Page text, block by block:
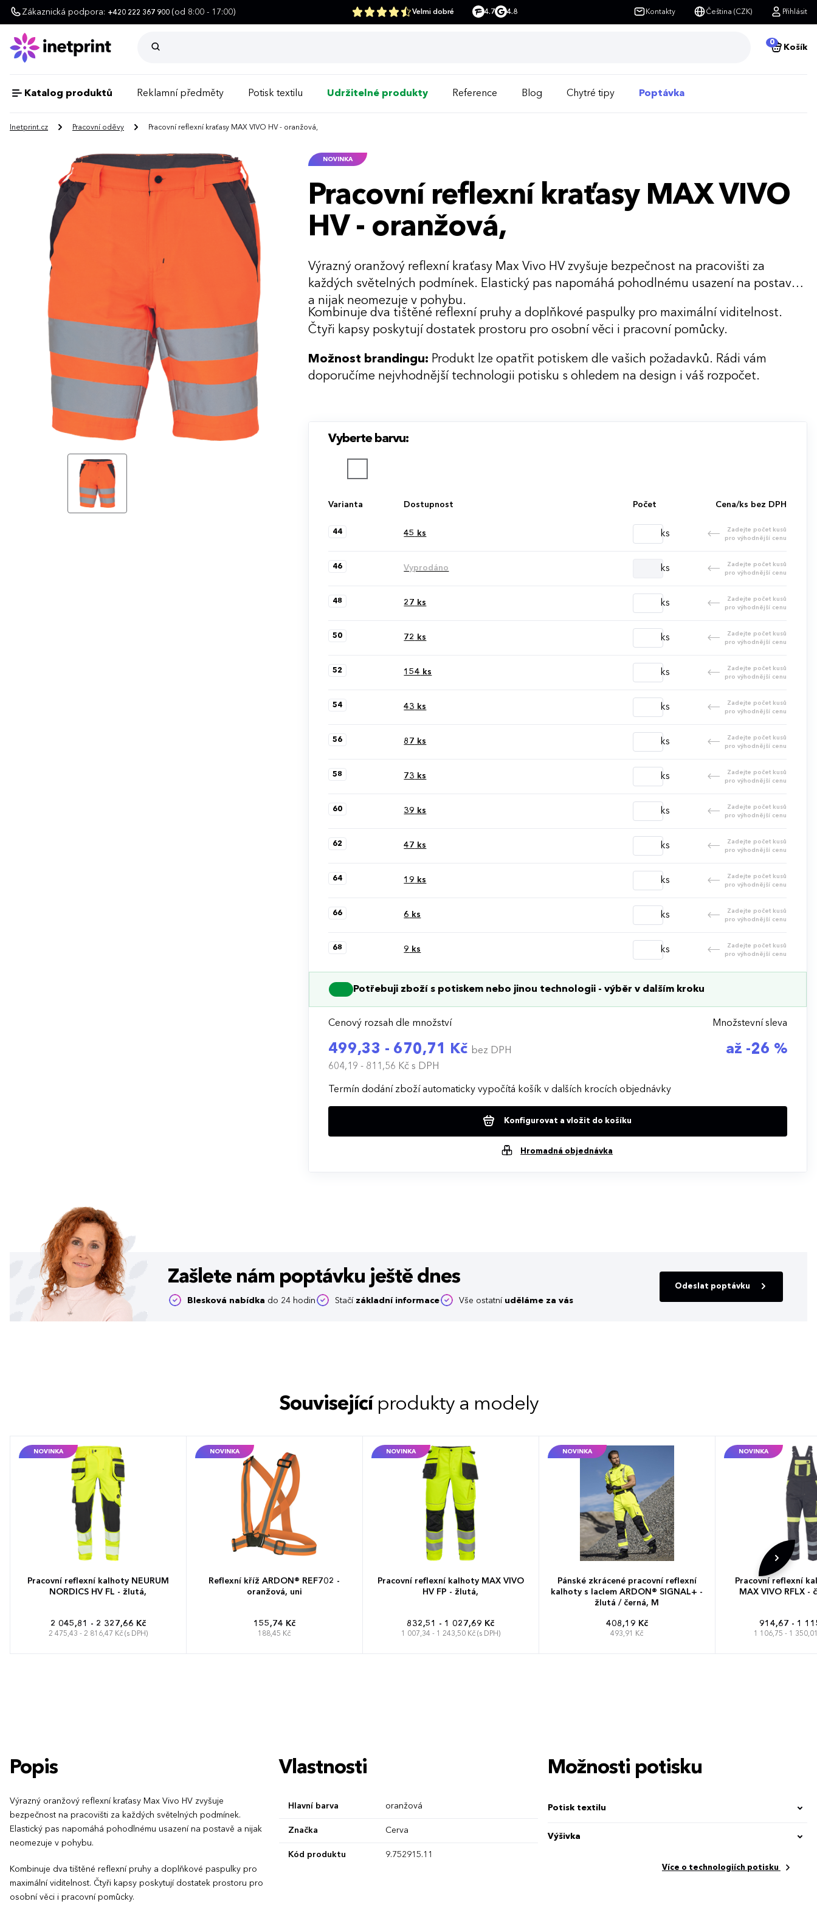
Zákaznická podpora: +420 222 367 900 (od 8:00 - 17:00) Velmi dobré 4.7 4.8 Kontakty Čeština (CZK) Přihlásit
0
Košík
Katalog produktů Reklamní předměty Potisk textilu Udržitelné produkty Reference Blog Chytré tipy Poptávka
Inetprint.cz Pracovní oděvy Pracovní reflexní kraťasy MAX VIVO HV - oranžová,
NOVINKA
Pracovní reflexní kraťasy MAX VIVO
HV - oranžová,
Výrazný oranžový reflexní kraťasy Max Vivo HV zvyšuje bezpečnost na pracovišti za
každých světelných podmínek. Elastický pas napomáhá pohodlnému usazení na postavě
a nijak neomezuje v pohybu.
Kombinuje dva tištěné reflexní pruhy a doplňkové paspulky pro maximální viditelnost.
Čtyři kapsy poskytují dostatek prostoru pro osobní věci i pracovní pomůcky.
Možnost brandingu: Produkt lze opatřit potiskem dle vašich požadavků. Rádi vám
doporučíme nejvhodnější technologii potisku s ohledem na design i váš rozpočet.
Vyberte barvu:
Varianta Dostupnost Počet Cena/ks bez DPH
44 45 ks ks
Zadejte počet kusů
pro výhodnější cenu
46 Vyprodáno ks
Zadejte počet kusů
pro výhodnější cenu
48 27 ks ks
Zadejte počet kusů
pro výhodnější cenu
50 72 ks ks
Zadejte počet kusů
pro výhodnější cenu
52 154 ks ks
Zadejte počet kusů
pro výhodnější cenu
54 43 ks ks
Zadejte počet kusů
pro výhodnější cenu
56 87 ks ks
Zadejte počet kusů
pro výhodnější cenu
58 73 ks ks
Zadejte počet kusů
pro výhodnější cenu
60 39 ks ks
Zadejte počet kusů
pro výhodnější cenu
62 47 ks ks
Zadejte počet kusů
pro výhodnější cenu
64 19 ks ks
Zadejte počet kusů
pro výhodnější cenu
66 6 ks ks
Zadejte počet kusů
pro výhodnější cenu
68 9 ks ks
Zadejte počet kusů
pro výhodnější cenu
Potřebuji zboží s potiskem nebo jinou technologii - výběr v dalším kroku
Cenový rozsah dle množství
499,33 - 670,71 Kč bez DPH
604,19 - 811,56 Kčs DPH
Množstevní sleva
až -26 %
Termín dodání zboží automaticky vypočítá košík v dalších krocích objednávky
Konfigurovat a vložit do košíku
Hromadná objednávka
Zašlete nám poptávku ještě dnes
Blesková nabídka do 24 hodin Stačí základní informace Vše ostatní uděláme za vás
Odeslat poptávku
Související produkty a modely
NOVINKA
Pracovní reflexní kalhoty NEURUM
NORDICS HV FL - žlutá,
2 045,81 - 2 327,66 Kč
2 475,43 - 2 816,47 Kč (s DPH)
NOVINKA
Reflexní kříž ARDON® REF702 -
oranžová, uni
155,74 Kč
188,45 Kč
NOVINKA
Pracovní reflexní kalhoty MAX VIVO
HV FP - žlutá,
832,51 - 1 027,69 Kč
1 007,34 - 1 243,50 Kč (s DPH)
NOVINKA
Pánské zkrácené pracovní reflexní
kalhoty s laclem ARDON® SIGNAL+ -
žlutá / černá, M
408,19 Kč
493,91 Kč
NOVINKA
Pracovní reflexní
MAX VIVO RFLX -
914,67 - 1
1 106,75 - 1
Popis
Výrazný oranžový reflexní kraťasy Max Vivo HV zvyšuje
bezpečnost na pracovišti za každých světelných podmínek.
Elastický pas napomáhá pohodlnému usazení na postavě a nijak
neomezuje v pohybu.
Kombinuje dva tištěné reflexní pruhy a doplňkové paspulky pro
maximální viditelnost. Čtyři kapsy poskytují dostatek prostoru pro
osobní věci i pracovní pomůcky.
Vlastnosti
Hlavní barva oranžová
Značka Cerva
Kód produktu 9.752915.11
Možnosti potisku
Potisk textilu
Výšivka
Více o technologiích potisku